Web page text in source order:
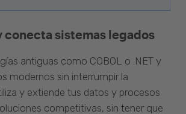
conecta sistemas legados
antiguas como COBOL o .NET y
modernos sin interrumpir la
y extiende tus datos y procesos
competitivas, sin tener que